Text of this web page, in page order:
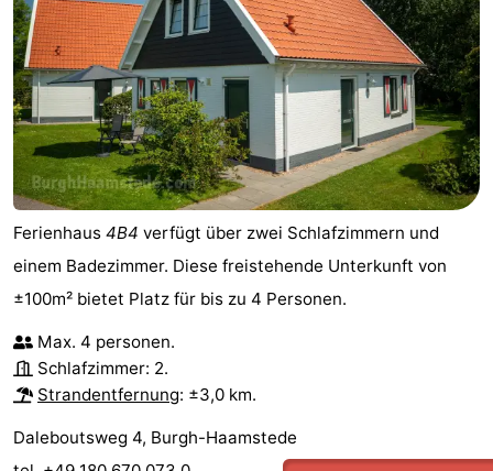
Ferienhaus 4B4 verfügt über zwei Schlafzimmern und
einem Badezimmer. Diese freistehende Unterkunft von
±100m² bietet Platz für bis zu 4 Personen.
Max. 4 personen.
Schlafzimmer: 2.
Strandentfernung: ±3,0 km.
Daleboutsweg 4, Burgh-Haamstede